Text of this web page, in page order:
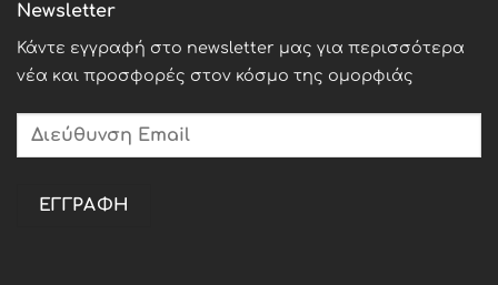
Newsletter
Κάντε εγγραφή στο newsletter μας για περισσότερα
νέα και προσφορές στον κόσμο της ομορφιάς